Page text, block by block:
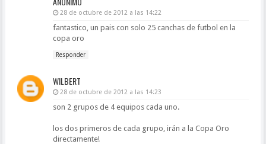
28 de octubre de 2012 a las 14:22
fantastico, un pais con solo 25 canchas de futbol en la
copa oro
Responder
WILBERT
28 de octubre de 2012 a las 14:23
son 2 grupos de 4 equipos cada uno.
los dos primeros de cada grupo, irán a la Copa Oro
directamente!